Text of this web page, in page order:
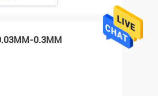
0.3MM